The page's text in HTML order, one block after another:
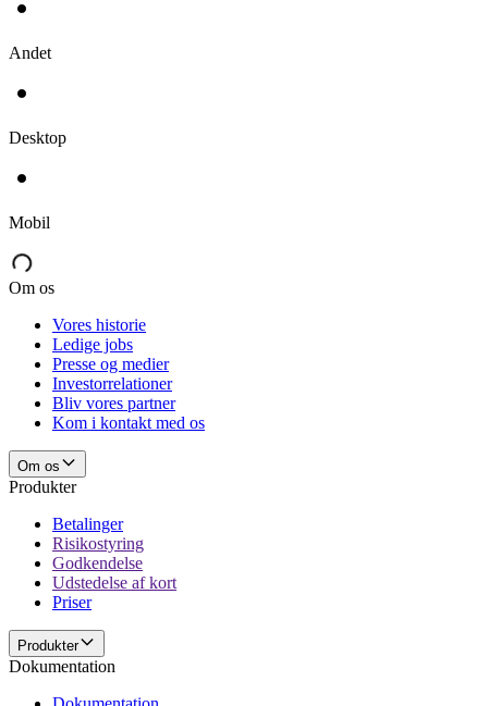
Andet
Desktop
Mobil
Om os
Vores historie
Ledige jobs
Presse og medier
Investorrelationer
Bliv vores partner
Kom i kontakt med os
Om os
Produkter
Betalinger
Risikostyring
Godkendelse
Udstedelse af kort
Priser
Produkter
Dokumentation